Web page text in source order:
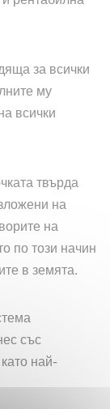
за всички
му
всички
твърда
на
на
по този начин
в земята.
със
най-